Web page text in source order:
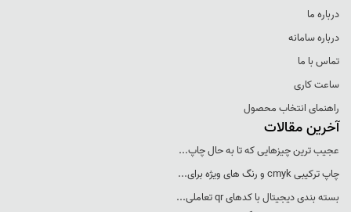
درباره ما
درباره سامانه
تماس با ما
ساعت کاری
راهنمای انتخاب محصول
آخرین مقالات
عجيب ترين چيزهايی که تا به حال چاپ...
چاپ ترکيبی cmyk و رنگ های ويژه برای...
بسته بندی ديجيتال با کدهای qr تعاملی...